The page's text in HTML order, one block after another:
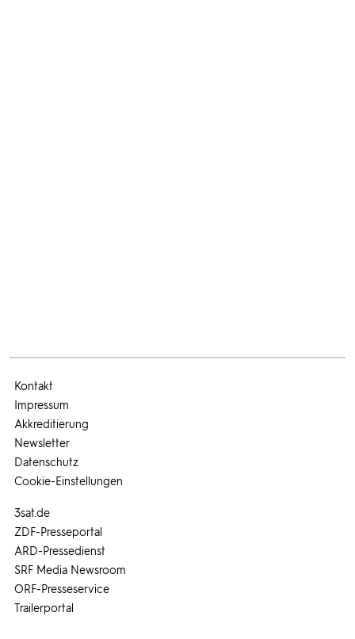
3sat.de
ZDF-Presseportal
ARD-Pressedienst
SRF Media Newsroom
ORF-Presseservice
Trailerportal
Kontakt
Impressum
Akkreditierung
Newsletter
Datenschutz
Cookie-Einstellungen